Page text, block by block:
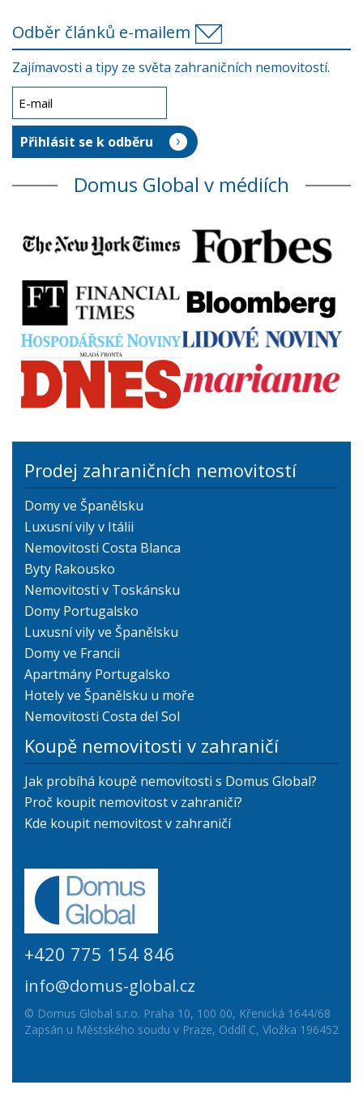
Odběr článků e-mailem
Zajímavosti a tipy ze světa zahraničních nemovitostí.
Domus Global v médiích
Prodej zahraničních nemovitostí
Domy ve Španělsku
Luxusní vily v Itálii
Nemovitosti Costa Blanca
Byty Rakousko
Nemovitosti v Toskánsku
Domy Portugalsko
Luxusní vily ve Španělsku
Domy ve Francii
Apartmány Portugalsko
Hotely ve Španělsku u moře
Nemovitosti Costa del Sol
Koupě nemovitosti v zahraničí
Jak probíhá koupě nemovitosti s Domus Global?
Proč koupit nemovitost v zahraničí?
Kde koupit nemovitost v zahraničí
+420 775 154 846
info@domus-global.cz
© Domus Global s.r.o. Praha 10, 100 00, Křenická 1644/68
Zapsán u Městského soudu v Praze, Oddíl C, Vložka 196452